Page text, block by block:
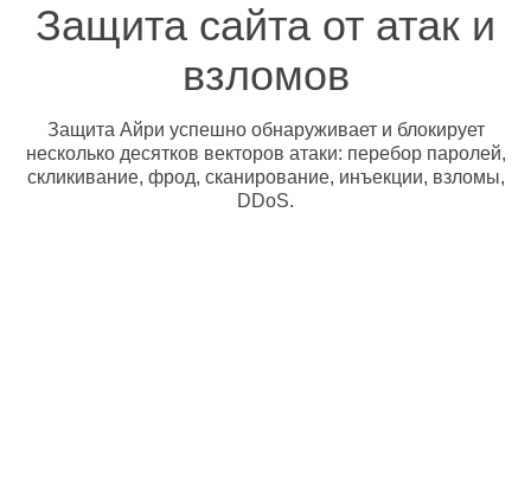
Защита сайта от атак и
взломов
Защита Айри успешно обнаруживает и блокирует
несколько десятков векторов атаки: перебор паролей,
скликивание, фрод, сканирование, инъекции, взломы,
DDoS.